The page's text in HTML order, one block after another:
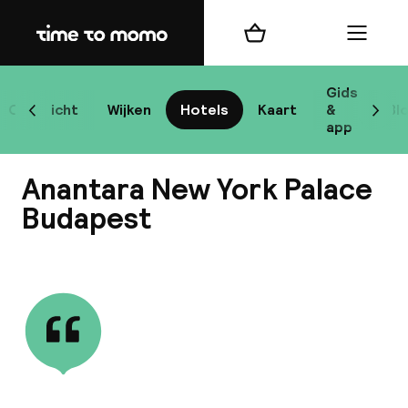
Home
Overzicht Wijken Hotels Kaart
Gids
&
app
Scroll naar links
Winkelmand Menu
Anantara New York Palace
Budapest